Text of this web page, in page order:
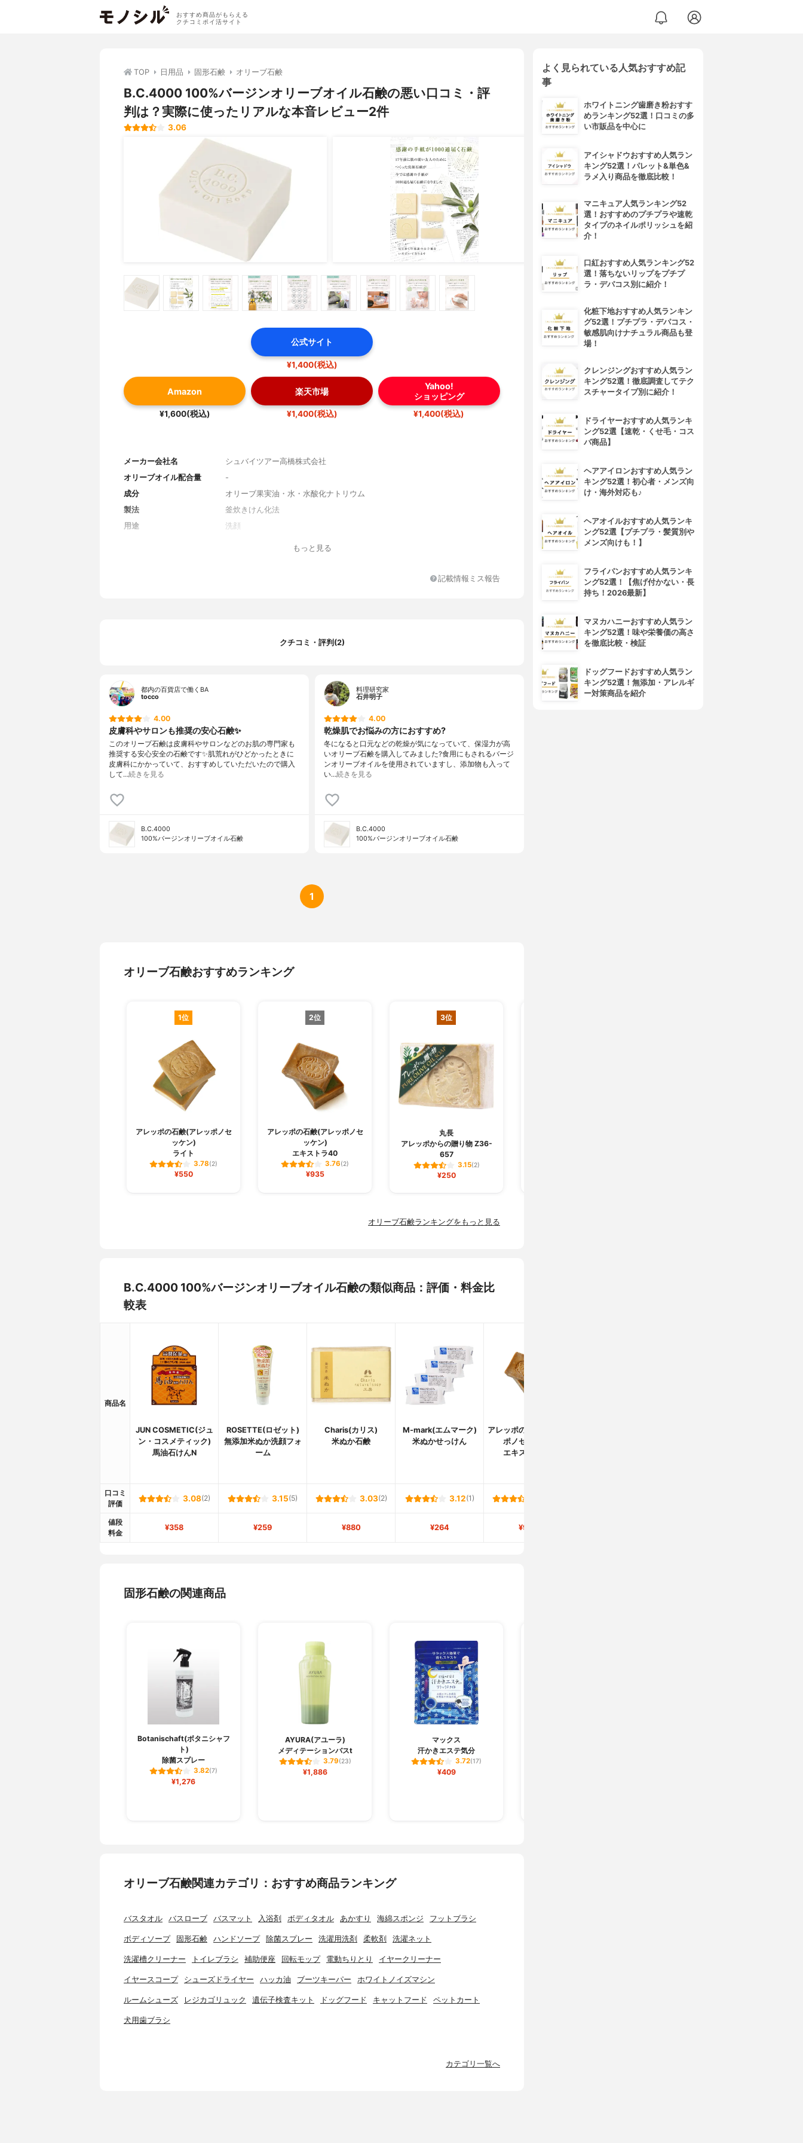
おすすめ商品がもらえる
クチコミポイ活サイト
TOP 日用品 固形石鹸 オリーブ石鹸
B.C.4000 100%バージンオリーブオイル石鹸の悪い口コミ・評
判は？実際に使ったリアルな本音レビュー2件
3.06
公式サイト
¥1,400(税込)
Amazon
¥1,600(税込)
楽天市場
¥1,400(税込)
Yahoo!
ショッピング
¥1,400(税込)
メーカー会社名
シュバイツアー高橋株式会社
オリーブオイル配合量
-
成分
オリーブ果実油・水・水酸化ナトリウム
製法
釜炊きけん化法
用途
洗顔
もっと見る
記載情報ミス報告
クチコミ・評判(2)
都内の百貨店で働くBA
tocco
4.00
皮膚科やサロンも推奨の安心石鹸✨
このオリーブ石鹸は皮膚科やサロンなどのお肌の専門家も
推奨する安心安全の石鹸です✨肌荒れがひどかったときに
皮膚科にかかっていて、おすすめしていただいたので購入
して…続きを見る
B.C.4000
100%バージンオリーブオイル石鹸
料理研究家
石井明子
4.00
乾燥肌でお悩みの方におすすめ?
冬になると口元などの乾燥が気になっていて、保湿力が高
いオリーブ石鹸を購入してみました?食用にもされるバージ
ンオリーブオイルを使用されていますし、添加物も入って
い…続きを見る
B.C.4000
100%バージンオリーブオイル石鹸
1
オリーブ石鹸おすすめランキング
1位
アレッポの石鹸(アレッポノセ
ッケン)
ライト
3.78(2)
¥550
2位
アレッポの石鹸(アレッポノセ
ッケン)
エキストラ40
3.76(2)
¥935
3位
丸長
アレッポからの贈り物 Z36-
657
3.15(2)
¥250
オリーブ石鹸ランキングをもっと見る
B.C.4000 100%バージンオリーブオイル石鹸の類似商品：評価・料金比
較表
商品名
JUN COSMETIC(ジュ
ン・コスメティック)
馬油石けんN
ROSETTE(ロゼット)
無添加米ぬか洗顔フォ
ーム
Charis(カリス)
米ぬか石鹸
M-mark(エムマーク)
米ぬかせっけん
アレッポの石鹸(アレッ
ポノセッケン)
エキストラ40
口コミ
評価
3.08(2) 3.15(5) 3.03(2) 3.12(1)
値段
料金
¥358 ¥259 ¥880 ¥264 ¥935
固形石鹸の関連商品
Botanischaft(ボタニシャフ
ト)
除菌スプレー
3.82(7)
¥1,276
AYURA(アユーラ)
メディテーションバスt
3.79(23)
¥1,886
マックス
汗かきエステ気分
3.72(17)
¥409
オリーブ石鹸関連カテゴリ：おすすめ商品ランキング
バスタオル バスローブ バスマット 入浴剤 ボディタオル あかすり 海綿スポンジ フットブラシ
ボディソープ 固形石鹸 ハンドソープ 除菌スプレー 洗濯用洗剤 柔軟剤 洗濯ネット
洗濯槽クリーナー トイレブラシ 補助便座 回転モップ 電動ちりとり イヤークリーナー
イヤースコープ シューズドライヤー ハッカ油 ブーツキーパー ホワイトノイズマシン
ルームシューズ レジカゴリュック 遺伝子検査キット ドッグフード キャットフード ペットカート
犬用歯ブラシ
カテゴリ一覧へ
よく見られている人気おすすめ記
事
ホワイトニング歯磨き粉おすす
めランキング52選！口コミの多
い市販品を中心に
アイシャドウおすすめ人気ラン
キング52選！パレット&単色&
ラメ入り商品を徹底比較！
マニキュア人気ランキング52
選！おすすめのプチプラや速乾
タイプのネイルポリッシュを紹
介！
口紅おすすめ人気ランキング52
選！落ちないリップをプチプ
ラ・デパコス別に紹介！
化粧下地おすすめ人気ランキン
グ52選！プチプラ・デパコス・
敏感肌向けナチュラル商品も登
場！
クレンジングおすすめ人気ラン
キング52選！徹底調査してテク
スチャータイプ別に紹介！
ドライヤーおすすめ人気ランキ
ング52選【速乾・くせ毛・コス
パ商品】
ヘアアイロンおすすめ人気ラン
キング52選！初心者・メンズ向
け・海外対応も♪
ヘアオイルおすすめ人気ランキ
ング52選【プチプラ・髪質別や
メンズ向けも！】
フライパンおすすめ人気ランキ
ング52選！【焦げ付かない・長
持ち！2026最新】
マヌカハニーおすすめ人気ラン
キング52選！味や栄養価の高さ
を徹底比較・検証
ドッグフードおすすめ人気ラン
キング52選！無添加・アレルギ
ー対策商品を紹介